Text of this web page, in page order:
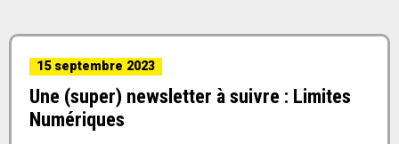
15 septembre 2023
Une (super) newsletter à suivre : Limites
Numériques